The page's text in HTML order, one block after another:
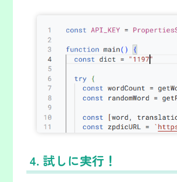
4. 試しに実行！